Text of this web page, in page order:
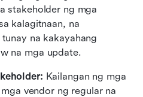
stakeholder ng mga
kalagitnaan, na
na kakayahang
na mga update.
Kailangan ng mga
vendor ng regular na